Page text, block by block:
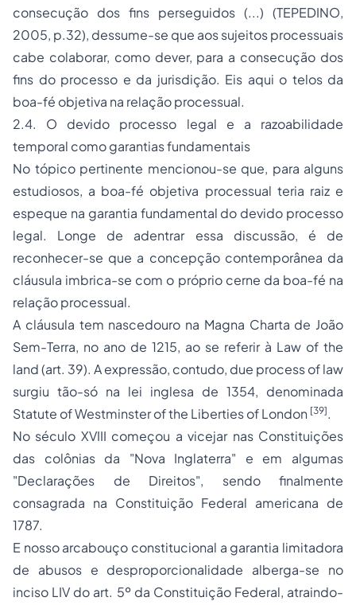
consecução dos fins perseguidos (...) (TEPEDINO,
2005, p.32), dessume-se que aos sujeitos processuais
cabe colaborar, como dever, para a consecução dos
fins do processo e da jurisdição. Eis aqui o telosda
boa-fé objetiva na relação processual.
2.4. O devido processo legal e a razoabilidade
temporal como garantias fundamentais
No tópico pertinente mencionou-se que, para alguns
estudiosos, a boa-fé objetiva processual teria raiz e
espeque na garantia fundamental do devido processo
legal. Longe de adentrar essa discussão, é de
reconhecer-se que a concepção contemporânea da
cláusula imbrica-se com o próprio cerne da boa-fé na
relação processual.
A cláusula tem nascedouro na Magna Charta de João
Sem-Terra, no ano de 1215, ao se referir à Law of the
land(art. 39). A expressão, contudo, due process of law
surgiu tão-só na lei inglesa de 1354, denominada
Statute of Westminster of the Liberties of London [39].
No século XVIII começou a vicejar nas Constituições
das colônias da "Nova Inglaterra" e em algumas
"Declarações de Direitos", sendo finalmente
consagrada na Constituição Federal americana de
1787.
E nosso arcabouço constitucional a garantia limitadora
de abusos e desproporcionalidade alberga-se no
inciso LIV do art. 5º da Constituição Federal, atraindo-